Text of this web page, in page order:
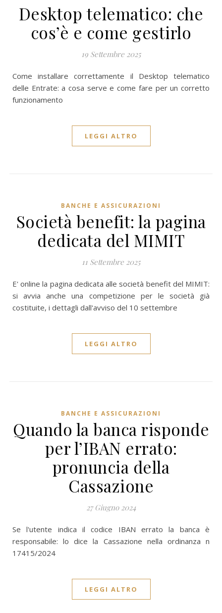
Desktop telematico: che
cos’è e come gestirlo
19 Settembre 2025
Come installare correttamente il Desktop telematico
delle Entrate: a cosa serve e come fare per un corretto
funzionamento
LEGGI ALTRO
BANCHE E ASSICURAZIONI
Società benefit: la pagina
dedicata del MIMIT
11 Settembre 2025
E' online la pagina dedicata alle società benefit del MIMIT:
si avvia anche una competizione per le società già
costituite, i dettagli dall'avviso del 10 settembre
LEGGI ALTRO
BANCHE E ASSICURAZIONI
Quando la banca risponde
per l’IBAN errato:
pronuncia della
Cassazione
27 Giugno 2024
Se l'utente indica il codice IBAN errato la banca è
responsabile: lo dice la Cassazione nella ordinanza n
17415/2024
LEGGI ALTRO